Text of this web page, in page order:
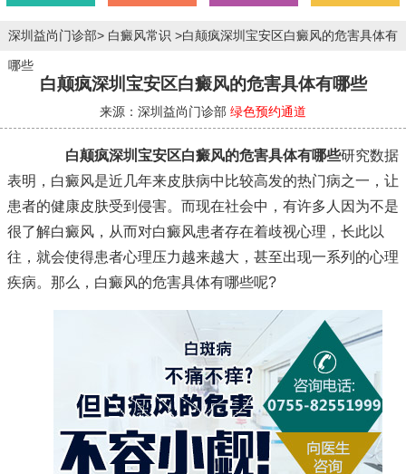
深圳益尚门诊部>白癜风常识 >白颠疯深圳宝安区白癜风的危害具体有
哪些
白颠疯深圳宝安区白癜风的危害具体有哪些
来源：深圳益尚门诊部 绿色预约通道
白颠疯深圳宝安区白癜风的危害具体有哪些研究数据
表明，白癜风是近几年来皮肤病中比较高发的热门病之一，让
患者的健康皮肤受到侵害。而现在社会中，有许多人因为不是
很了解白癜风，从而对白癜风患者存在着歧视心理，长此以
往，就会使得患者心理压力越来越大，甚至出现一系列的心理
疾病。那么，白癜风的危害具体有哪些呢?